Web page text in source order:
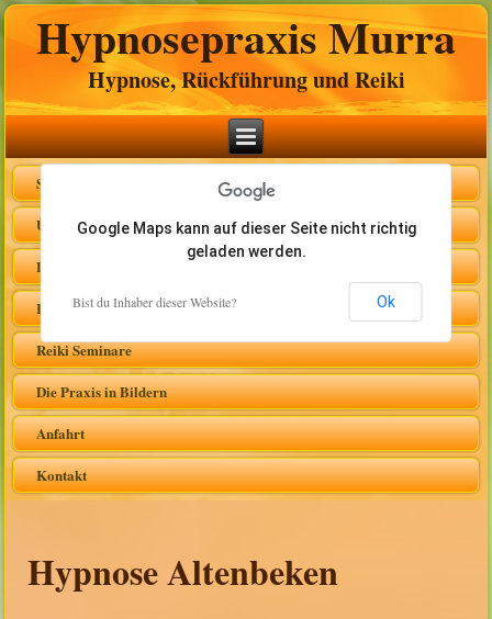
Hypnosepraxis Murra
Hypnose, Rückführung und Reiki
Startseite
Über mich
Leistungsangebote
Reiki
Reiki Seminare
Die Praxis in Bildern
Anfahrt
Kontakt
HypnoseAltenbeken
Google Maps kann auf dieser Seite nicht richtig
geladen werden.
Bist du Inhaber dieser Website? Ok